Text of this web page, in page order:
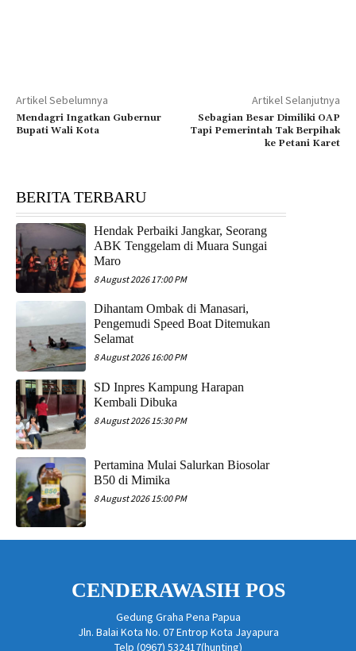
Artikel Sebelumnya
Mendagri Ingatkan Gubernur
Bupati Wali Kota
Artikel Selanjutnya
Sebagian Besar Dimiliki OAP
Tapi Pemerintah Tak Berpihak
ke Petani Karet
BERITA TERBARU
Hendak Perbaiki Jangkar, Seorang
ABK Tenggelam di Muara Sungai
Maro
8 August 2026 17:00 PM
Dihantam Ombak di Manasari,
Pengemudi Speed Boat Ditemukan
Selamat
8 August 2026 16:00 PM
SD Inpres Kampung Harapan
Kembali Dibuka
8 August 2026 15:30 PM
Pertamina Mulai Salurkan Biosolar
B50 di Mimika
8 August 2026 15:00 PM
CENDERAWASIH POS
Gedung Graha Pena Papua
Jln. Balai Kota No. 07 Entrop Kota Jayapura
Telp (0967) 532417(hunting)